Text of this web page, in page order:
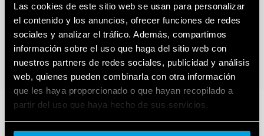
Las cookies de este sitio web se usan para personalizar
el contenido y los anuncios, ofrecer funciones de redes
sociales y analizar el tráfico. Además, compartimos
información sobre el uso que haga del sitio web con
nuestros partners de redes sociales, publicidad y análisis
web, quienes pueden combinarla con otra información
que les haya proporcionado o que hayan recopilado a
partir del uso que haya hecho de sus servicios.
Cookie policy.